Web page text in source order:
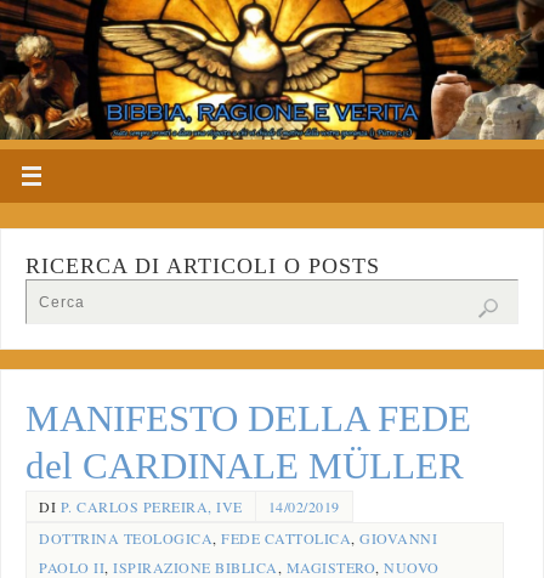
RICERCA DI ARTICOLI O POSTS
MANIFESTO DELLA FEDE
del CARDINALE MÜLLER
DI P. CARLOS PEREIRA, IVE
14/02/2019
DOTTRINA TEOLOGICA,FEDE CATTOLICA,GIOVANNI
PAOLO II,ISPIRAZIONE BIBLICA, MAGISTERO,NUOVO